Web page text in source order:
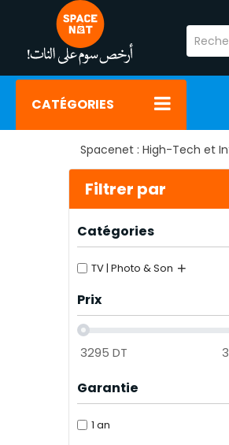
CATÉGORIES
Spacenet : High-Tech et
Filtrer par
Catégories
TV | Photo & Son +
Prix
3295 DT
Garantie
1 an